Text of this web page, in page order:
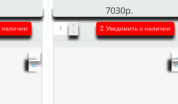
наличии
7030р.
Уведомить о наличии